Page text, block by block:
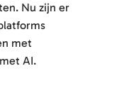
Nu zijn er
met
AI.